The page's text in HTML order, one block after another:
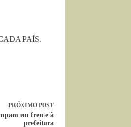
PAÍS.
PRÓXIMO POST
em frente à
prefeitura